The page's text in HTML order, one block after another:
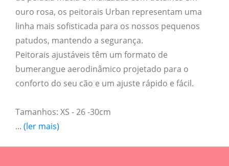
ouro rosa, os peitorais Urban representam uma
linha mais sofisticada para os nossos pequenos
patudos, mantendo a segurança.
Peitorais ajustáveis têm um formato de
bumerangue aerodinâmico projetado para o
conforto do seu cão e um ajuste rápido e fácil.
Tamanhos: XS - 26 -30cm
... (ler mais)